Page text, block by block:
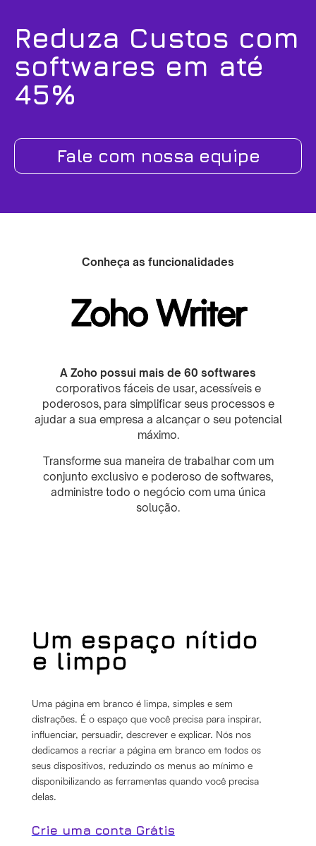
Reduza Custos com
softwares em até
45%
Fale com nossa equipe
Conheça as funcionalidades
Zoho Writer
A Zoho possui mais de 60 softwares
corporativos fáceis de usar, acessíveis e
poderosos, para simplificar seus processos e
ajudar a sua empresa a alcançar o seu potencial
máximo.
Transforme sua maneira de trabalhar com um
conjunto exclusivo e poderoso de softwares,
administre todo o negócio com uma única
solução.
Um espaço nítido
e limpo
Uma página em branco é limpa, simples e sem
distrações. É o espaço que você precisa para inspirar,
influenciar, persuadir, descrever e explicar. Nós nos
dedicamos a recriar a página em branco em todos os
seus dispositivos, reduzindo os menus ao mínimo e
disponibilizando as ferramentas quando você precisa
delas.
Crie uma conta Grátis